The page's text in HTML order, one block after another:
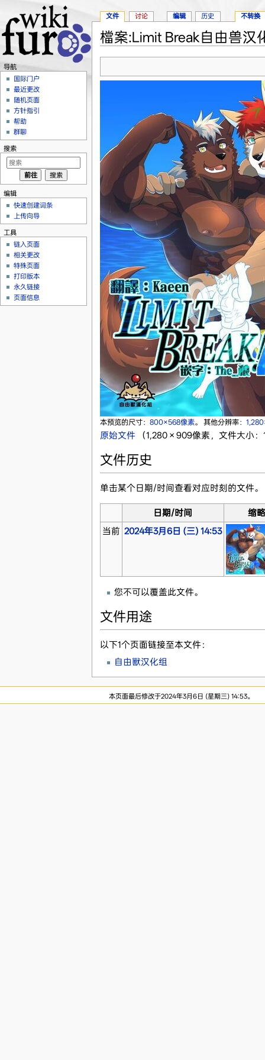
檔案:Limit Break自由兽汉
本预览的尺寸： 800×568像素。 其他分辨率：
原始文件‎ （1,280 × 909像素，文件大小
文件历史
单击某个日期/时间查看对应时刻的文件。
日期/时间
缩
当前 2024年3月6日 (三) 14:53
您不可以覆盖此文件。
文件用途
以下1个页面链接至本文件：
自由獸汉化组
文件 讨论 编辑 历史 不转换
导航
国际门户
最近更改
随机页面
方针指引
帮助
群聊
搜索
编辑
快速创建词条
上传向导
工具
链入页面
相关更改
特殊页面
打印版本
永久链接
页面信息
本页面最后修改于2024年3月6日 (星期三) 14:53。